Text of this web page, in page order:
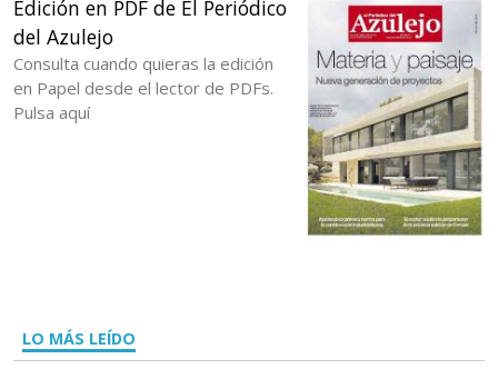
Edición en PDF de El Periódico
del Azulejo
Consulta cuando quieras la edición
en Papel desde el lector de PDFs.
Pulsa aquí
LO MÁS LEÍDO